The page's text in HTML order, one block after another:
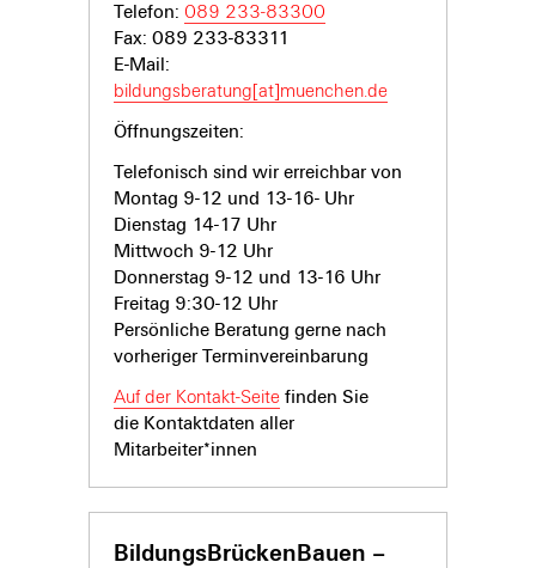
Telefon: 089 233-83300
Fax: 089 233-83311
E-Mail:
bildungsberatung[at]muenchen.de
Öffnungszeiten:
Telefonisch sind wir erreichbar von
Montag 9-12 und 13-16- Uhr
Dienstag 14-17 Uhr
Mittwoch 9-12 Uhr
Donnerstag 9-12 und 13-16 Uhr
Freitag 9:30-12 Uhr
Persönliche Beratung gerne nach
vorheriger Terminvereinbarung
Auf der Kontakt-Seite finden Sie
die Kontaktdaten aller
Mitarbeiter*innen
BildungsBrückenBauen –